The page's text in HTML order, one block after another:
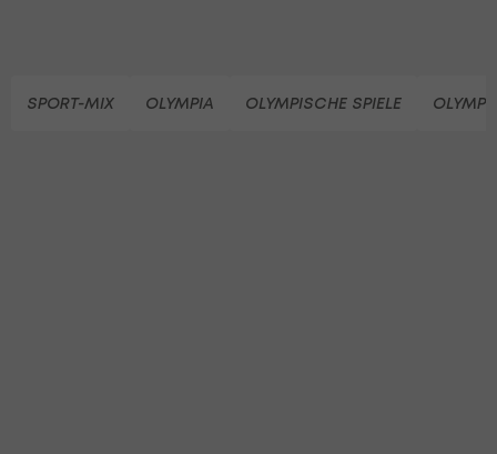
SPORT-MIX OLYMPIA OLYMPISCHE SPIELE